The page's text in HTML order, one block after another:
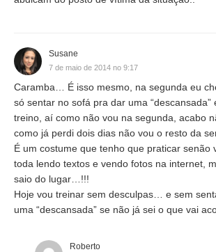
Susane
7 de maio de 2014 no 9:17
Caramba… É isso mesmo, na segunda eu
só sentar no sofá pra dar uma
treino, aí como não vou na segunda, acabo
como já perdi dois dias não vou o resto da
É um costume que tenho que praticar senão
toda lendo textos e vendo fotos na internet,
saio do lugar…!!!
Hoje vou treinar sem desculpas… e sem
uma “descansada” se não já sei o que vai
Roberto